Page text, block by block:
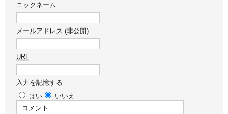
ニックネーム
メールアドレス (非公開)
URL
入力を記憶する
はい
いいえ